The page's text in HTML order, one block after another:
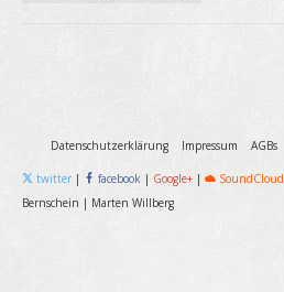
Datenschutzerklärung Impressum AGBs
twitter | facebook | Google+ | SoundCloud
Bernschein | Marten Willberg